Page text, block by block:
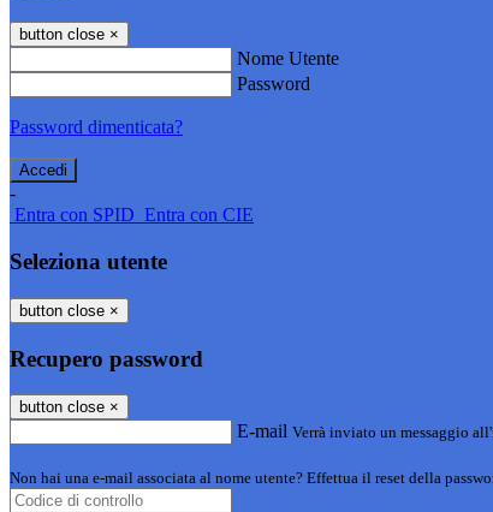
button close ×
Nome Utente
Password
Password dimenticata?
-
Entra con SPID Entra con CIE
Seleziona utente
button close ×
Recupero password
button close ×
E-mail Verrà inviato un messaggio
Non hai una e-mail associata al nome utente? Effettua il reset della